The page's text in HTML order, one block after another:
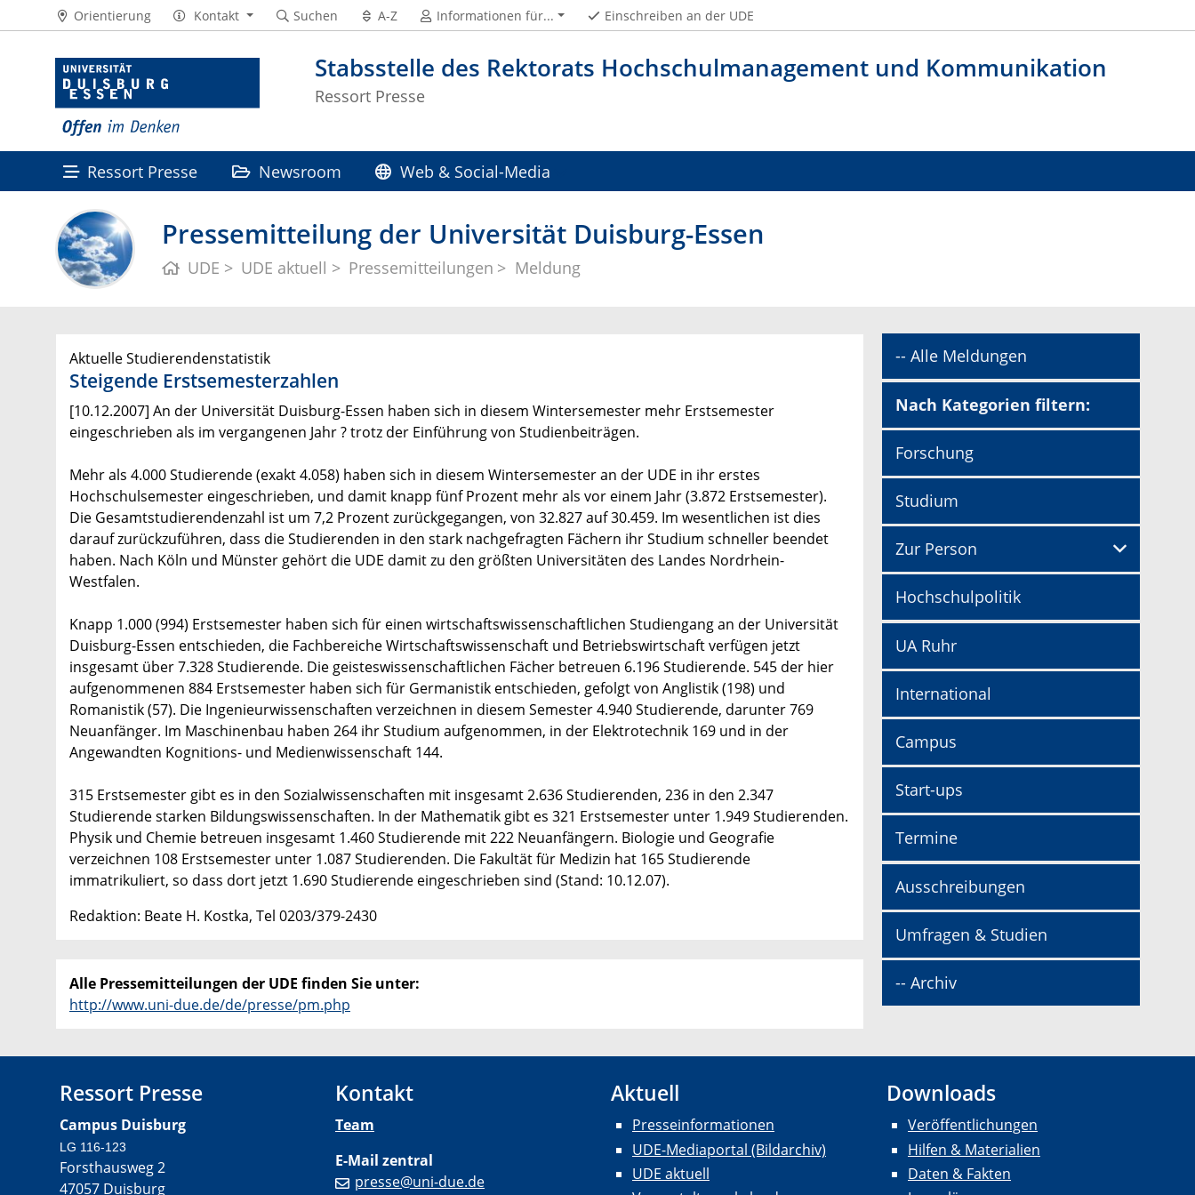
Stabsstelle des Rektorats Hochschulmanagement und Kommunikation
Ressort Presse
Orientierung Kontakt Suchen A-Z Informationen für... Einschreiben an der UDE
Ressort Presse Newsroom Web & Social-Media
Pressemitteilung der Universität Duisburg-Essen
UDE UDE aktuell Pressemitteilungen Meldung
Aktuelle Studierendenstatistik
Steigende Erstsemesterzahlen
[10.12.2007] An der Universität Duisburg-Essen haben sich in diesem Wintersemester mehr Erstsemester
eingeschrieben als im vergangenen Jahr ? trotz der Einführung von Studienbeiträgen.
Mehr als 4.000 Studierende (exakt 4.058) haben sich in diesem Wintersemester an der UDE in ihr erstes
Hochschulsemester eingeschrieben, und damit knapp fünf Prozent mehr als vor einem Jahr (3.872 Erstsemester).
Die Gesamtstudierendenzahl ist um 7,2 Prozent zurückgegangen, von 32.827 auf 30.459. Im wesentlichen ist dies
darauf zurückzuführen, dass die Studierenden in den stark nachgefragten Fächern ihr Studium schneller beendet
haben. Nach Köln und Münster gehört die UDE damit zu den größten Universitäten des Landes Nordrhein-
Westfalen.
Knapp 1.000 (994) Erstsemester haben sich für einen wirtschaftswissenschaftlichen Studiengang an der Universität
Duisburg-Essen entschieden, die Fachbereiche Wirtschaftswissenschaft und Betriebswirtschaft verfügen jetzt
insgesamt über 7.328 Studierende. Die geisteswissenschaftlichen Fächer betreuen 6.196 Studierende. 545 der hier
aufgenommenen 884 Erstsemester haben sich für Germanistik entschieden, gefolgt von Anglistik (198) und
Romanistik (57). Die Ingenieurwissenschaften verzeichnen in diesem Semester 4.940 Studierende, darunter 769
Neuanfänger. Im Maschinenbau haben 264 ihr Studium aufgenommen, in der Elektrotechnik 169 und in der
Angewandten Kognitions- und Medienwissenschaft 144.
315 Erstsemester gibt es in den Sozialwissenschaften mit insgesamt 2.636 Studierenden, 236 in den 2.347
Studierende starken Bildungswissenschaften. In der Mathematik gibt es 321 Erstsemester unter 1.949 Studierenden.
Physik und Chemie betreuen insgesamt 1.460 Studierende mit 222 Neuanfängern. Biologie und Geografie
verzeichnen 108 Erstsemester unter 1.087 Studierenden. Die Fakultät für Medizin hat 165 Studierende
immatrikuliert, so dass dort jetzt 1.690 Studierende eingeschrieben sind (Stand: 10.12.07).
Redaktion: Beate H. Kostka, Tel 0203/379-2430
Alle Pressemitteilungen der UDE finden Sie unter:
http://www.uni-due.de/de/presse/pm.php
-- Alle Meldungen
Nach Kategorien filtern:
Forschung
Studium
Zur Person
Hochschulpolitik
UA Ruhr
International
Campus
Start-ups
Termine
Ausschreibungen
Umfragen & Studien
-- Archiv
Ressort Presse
Campus Duisburg
LG 116-123
Forsthausweg 2
47057 Duisburg
Kontakt
Team
E-Mail zentral
presse@uni-due.de
Aktuell
Presseinformationen
UDE-Mediaportal (Bildarchiv)
UDE aktuell
Downloads
Veröffentlichungen
Hilfen & Materialien
Daten & Fakten